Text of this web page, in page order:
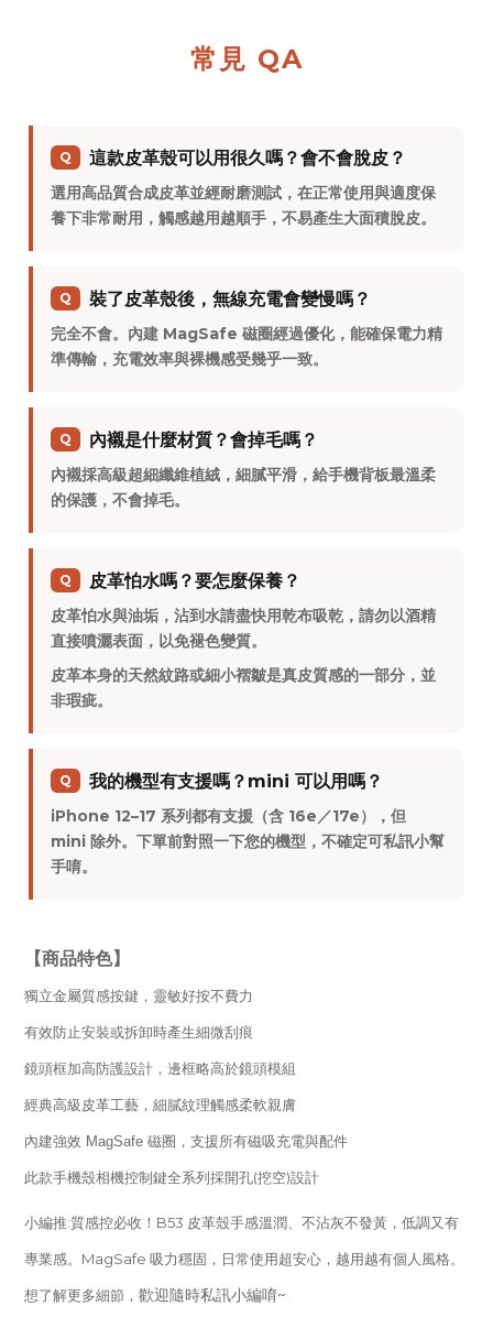
常見 QA
Q 這款皮革殼可以用很久嗎？會不會脫皮？
選用高品質合成皮革並經耐磨測試，在正常使用與適度保
養下非常耐用，觸感越用越順手，不易產生大面積脫皮。
Q 裝了皮革殼後，無線充電會變慢嗎？
完全不會。內建 MagSafe 磁圈經過優化，能確保電力精
準傳輸，充電效率與裸機感受幾乎一致。
Q 內襯是什麼材質？會掉毛嗎？
內襯採高級超細纖維植絨，細膩平滑，給手機背板最溫柔
的保護，不會掉毛。
Q 皮革怕水嗎？要怎麼保養？
皮革怕水與油垢，沾到水請盡快用乾布吸乾，請勿以酒精
直接噴灑表面，以免褪色變質。
皮革本身的天然紋路或細小褶皺是真皮質感的一部分，並
非瑕疵。
Q 我的機型有支援嗎？mini 可以用嗎？
iPhone 12–17 系列都有支援（含 16e／17e），但
mini 除外。下單前對照一下您的機型，不確定可私訊小幫
手唷。
【商品特色】
獨立金屬質感按鍵 ，靈敏好按不費力
有效防止安裝或拆卸時產生細微刮痕
鏡頭框加高防護設計，邊框略高於鏡頭模組
經典高級皮革工藝，細膩紋理觸感柔軟親膚
內建強效 MagSafe 磁圈，支援所有磁吸充電與配件
此款手機殼相機控制鍵全系列採開孔(挖空)設計
小編推:質感控必收！B53 皮革殼手感溫潤、不沾灰不發黃，低調又有
專業感。MagSafe 吸力穩固，日常使用超安心，越用越有個人風格。
想了解更多細節， 歡迎隨時私訊小編唷~